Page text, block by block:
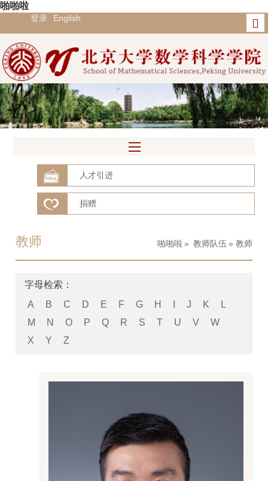
啪啪啦
登录 English
人才引进
捐赠
啪啪啦 » 教师队伍 » 教师
教师
字母检索：
A
B C D E F G H J K
L
M
N O P Q R S T U V
W
X
Y Z